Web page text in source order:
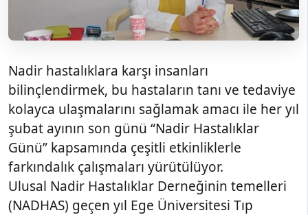
Nadir hastalıklara karşı insanları
bilinçlendirmek, bu hastaların tanı ve tedaviye
kolayca ulaşmalarını sağlamak amacı ile her yıl
şubat ayının son günü “Nadir Hastalıklar
Günü” kapsamında çeşitli etkinliklerle
farkındalık çalışmaları yürütülüyor.
Ulusal Nadir Hastalıklar Derneğinin temelleri
(NADHAS) geçen yıl Ege Üniversitesi Tıp